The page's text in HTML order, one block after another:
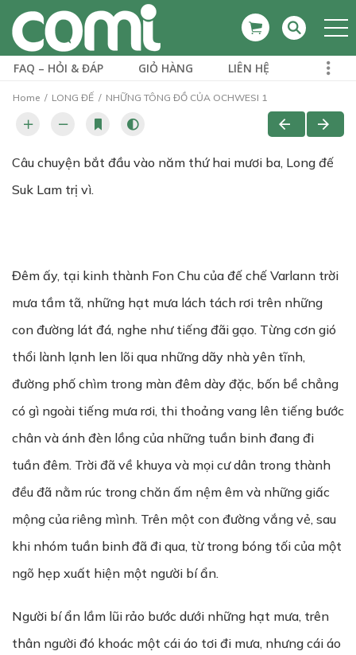
FAQ – HỎI & ĐÁP GIỎ HÀNG LIÊN HỆ
Home LONG ĐẾ NHỮNG TÔNG ĐỒ CỦA OCHWESI 1
Câu chuyện bắt đầu vào năm thứ hai mươi ba, Long đế
Suk Lam trị vì.
Đêm ấy, tại kinh thành Fon Chu của đế chế Varlann trời
mưa tầm tã, những hạt mưa lách tách rơi trên những
con đường lát đá, nghe như tiếng đãi gạo. Từng cơn gió
thổi lành lạnh len lõi qua những dãy nhà yên tĩnh,
đường phố chìm trong màn đêm dày đặc, bốn bề chẳng
có gì ngoài tiếng mưa rơi, thi thoảng vang lên tiếng bước
chân và ánh đèn lồng của những tuần binh đang đi
tuần đêm. Trời đã về khuya và mọi cư dân trong thành
đều đã nằm rúc trong chăn ấm nệm êm và những giấc
mộng của riêng mình. Trên một con đường vắng vẻ, sau
khi nhóm tuần binh đã đi qua, từ trong bóng tối của một
ngõ hẹp xuất hiện một người bí ẩn.
Người bí ẩn lầm lũi rảo bước dưới những hạt mưa, trên
thân người đó khoác một cái áo tơi đi mưa, nhưng cái áo